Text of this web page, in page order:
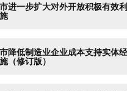
进一步扩大对外开放积极有效
降低制造业企业成本支持实体
（修订版）